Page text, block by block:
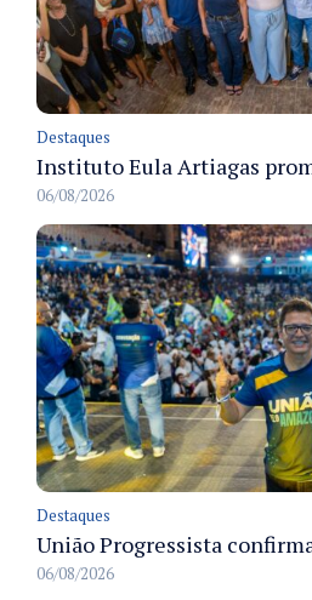
Destaques
06/08/2026
Destaques
06/08/2026